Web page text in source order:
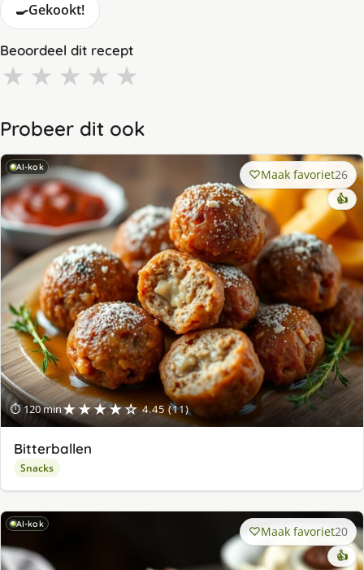
🍳Gekookt!
Beoordeel dit recept
★ ★ ★ ★ ★
Probeer dit ook
AI-kok
⏱ 120 min★★★★☆ 4.45 (11)
Maak favoriet26
👍
Bitterballen
Snacks
AI-kok Maak favoriet20
👍